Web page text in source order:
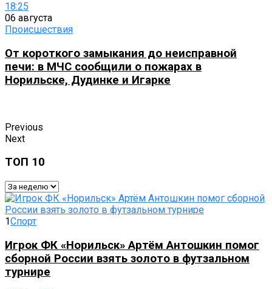
18:25
06 августа
Происшествия
От короткого замыкания до неисправной
печи: в МЧС сообщили о пожарах в
Норильске, Дудинке и Игарке
Previous
Next
ТОП 10
1Спорт
Игрок ФК «Норильск» Артём Антошкин помог
сборной России взять золото в футзальном
турнире